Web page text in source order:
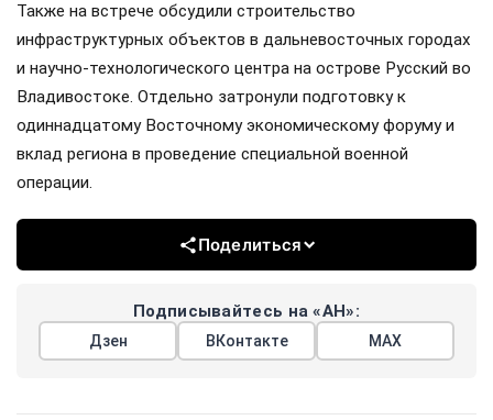
Также на встрече обсудили строительство
инфраструктурных объектов в дальневосточных городах
и научно-технологического центра на острове Русский во
Владивостоке. Отдельно затронули подготовку к
одиннадцатому Восточному экономическому форуму и
вклад региона в проведение специальной военной
операции.
Поделиться
Подписывайтесь на «АН»:
Дзен ВКонтакте МАХ